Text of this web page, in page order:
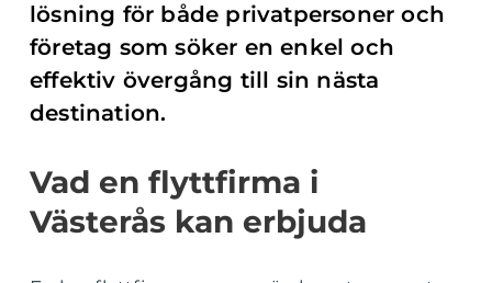
lösning för både privatpersoner och
företag som söker en enkel och
effektiv övergång till sin nästa
destination.
Vad en flyttfirma i
Västerås kan erbjuda